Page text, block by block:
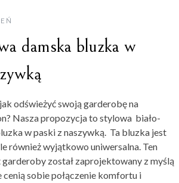
damska bluzka w
odświeżyć swoją garderobę na
Nasza propozycja to stylowa biało-
w paski z naszywką. Ta bluzka jest
również wyjątkowo uniwersalna. Ten
został zaprojektowany z myślą
sobie połączenie komfortu i